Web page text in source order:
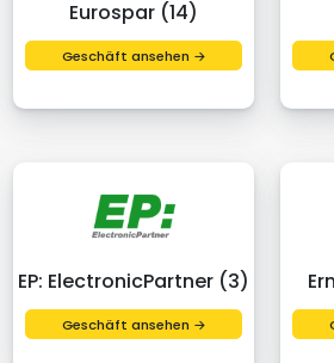
Eurospar (14)
Geschäft ansehen →
EP: ElectronicPartner (3)
Geschäft ansehen →